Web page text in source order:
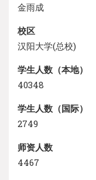
金雨成
校区
汉阳大学(总校)
学生人数（本地）
40348
学生人数（国际）
2749
师资人数
4467